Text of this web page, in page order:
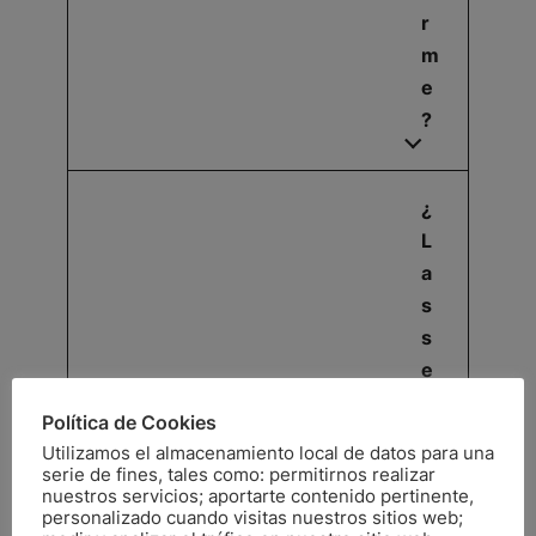
r
m
e
?
¿
L
a
s
s
e
n
e
Política de Cookies
Utilizamos el almacenamiento local de datos para una
serie de fines, tales como: permitirnos realizar
nuestros servicios; aportarte contenido pertinente,
personalizado cuando visitas nuestros sitios web;